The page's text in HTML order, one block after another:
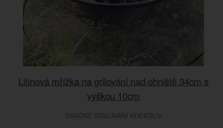
Litinová mřížka na grilování nad ohniště 34cm s
výškou 10cm
SNADNÉ GRILOVÁNÍ KDEKOLIV